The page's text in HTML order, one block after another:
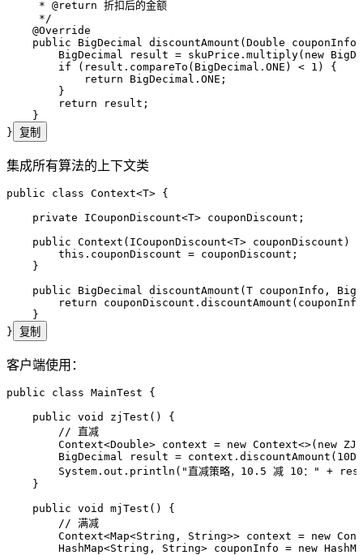
     *
@return 折扣后的金额
     */
    @
Override
    public
BigDecimal discountAmount ( Double couponInfo
        BigDecimal
result = skuPrice . multiply( new
        if
( result . compareTo ( BigDecimal . ONE ) < 1 ) {
            return
BigDecimal . ONE ;
        }
        return
result;
    }
} 复制
集成所有算法的上下文类
public class Context<T> {
    private
ICouponDiscount<T> couponDiscount ;
    public
Context ( ICouponDiscount<T> couponDiscount )
        this
. couponDiscount = couponDiscount;
    }
    public
BigDecimal discountAmount ( T couponInfo ,
        return
couponDiscount . discountAmount ( couponInfo
    }
} 复制
客户端使用：
public class MainTest {
    public
void zjTest ()
{
        // 直减
        Context
<Double> context = new Context<>( new
        BigDecimal
result = context . discountAmount ( 10D
        System
. out . println ( " 直减策略，10.5 减 10： " +
    }
    public
void mjTest ()
{
        // 满减
        Context
<Map<String , String>> context = new
        HashMap
<String , String> couponInfo = new